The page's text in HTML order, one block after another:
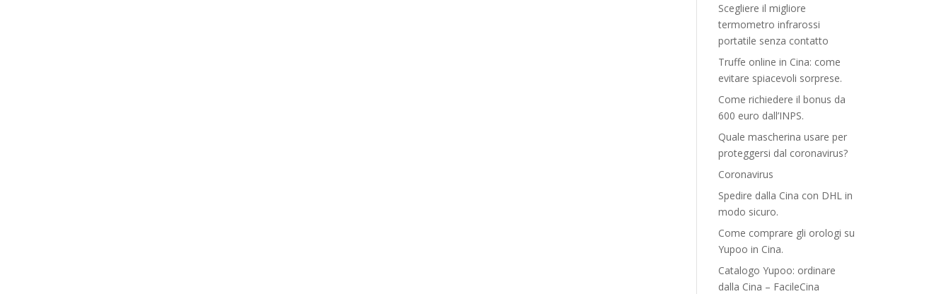
Scegliere il migliore
termometro infrarossi
portatile senza contatto
Truffe online in Cina: come
evitare spiacevoli sorprese.
Come richiedere il bonus da
600 euro dall’INPS.
Quale mascherina usare per
proteggersi dal coronavirus?
Coronavirus
Spedire dalla Cina con DHL in
modo sicuro.
Come comprare gli orologi su
Yupoo in Cina.
Catalogo Yupoo: ordinare
dalla Cina – FacileCina